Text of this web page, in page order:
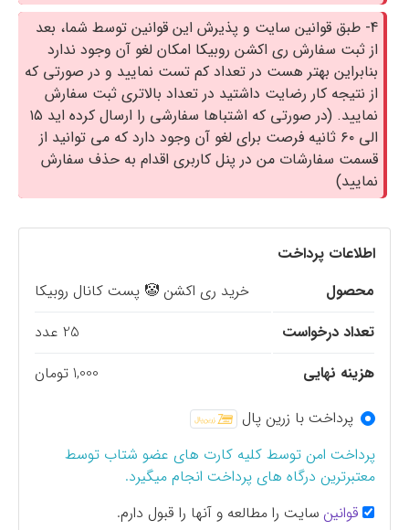
4- طبق قوانین سایت و پذیرش این قوانین توسط شما، بعد
از ثبت سفارش ری اکشن روبیکا امکان لغو آن وجود ندارد
بنابراین بهتر هست در تعداد کم تست نمایید و در صورتی که
از نتیجه کار رضایت داشتید در تعداد بالاتری ثبت سفارش
نمایید. (در صورتی که اشتباها سفارشی را ارسال کرده اید ۱۵
الی ۶۰ ثانیه فرصت برای لغو آن وجود دارد که می توانید از
قسمت سفارشات من در پنل کاربری اقدام به حذف سفارش
نمایید)
اطلاعات پرداخت
محصول
خرید ری اکشن 🤡 پست کانال روبیکا
تعداد درخواست
25 عدد
هزینه نهایی
1,000 تومان
پرداخت با زرین پال
پرداخت امن توسط کلیه کارت های عضو شتاب توسط
معتبرترین درگاه های پرداخت انجام میگیرد.
قوانین سایت را مطالعه و آنها را قبول دارم.